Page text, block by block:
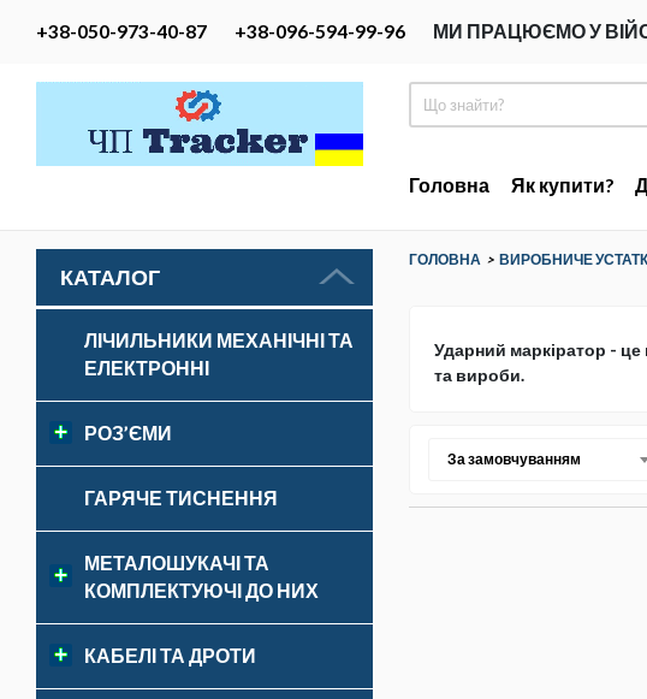
+38-050-973-40-87 +38-096-594-99-96 МИ ПРАЦЮЄМО У
Головна Як купити?
КАТАЛОГ
ЛІЧИЛЬНИКИ МЕХАНІЧНІ ТА
ЕЛЕКТРОННІ
РОЗ’ЄМИ
ГАРЯЧЕ ТИСНЕННЯ
МЕТАЛОШУКАЧІ ТА
КОМПЛЕКТУЮЧІ ДО НИХ
КАБЕЛІ ТА ДРОТИ
ГОЛОВНА > ВИРОБНИЧЕ
Ударний маркіратор - це
та вироби.
За замовчуванням